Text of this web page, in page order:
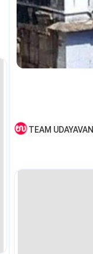
TEAM UDAYAVANI